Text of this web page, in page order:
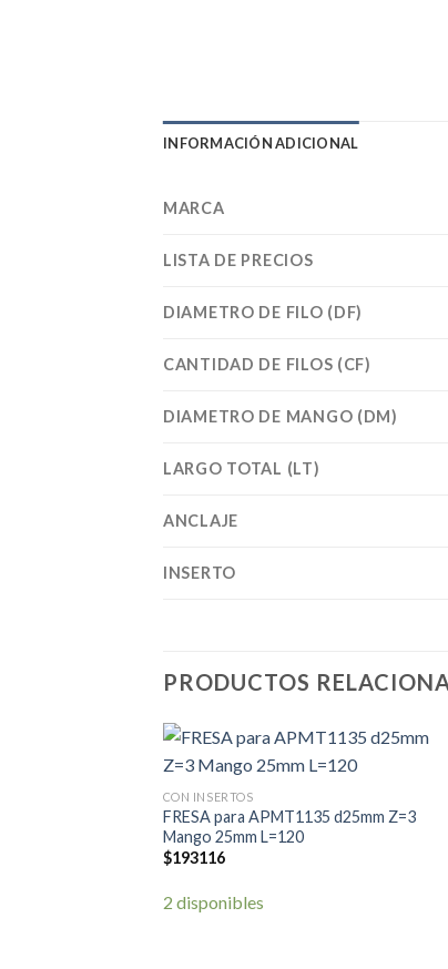
INFORMACIÓN ADICIONAL
MARCA
LISTA DE PRECIOS
DIAMETRO DE FILO (DF)
CANTIDAD DE FILOS (CF)
DIAMETRO DE MANGO (DM)
LARGO TOTAL (LT)
ANCLAJE
INSERTO
PRODUCTOS
CON INSERTOS
FRESA para APMT1135 d25mm Z=3
Mango 25mm L=120
$193116
2 disponibles